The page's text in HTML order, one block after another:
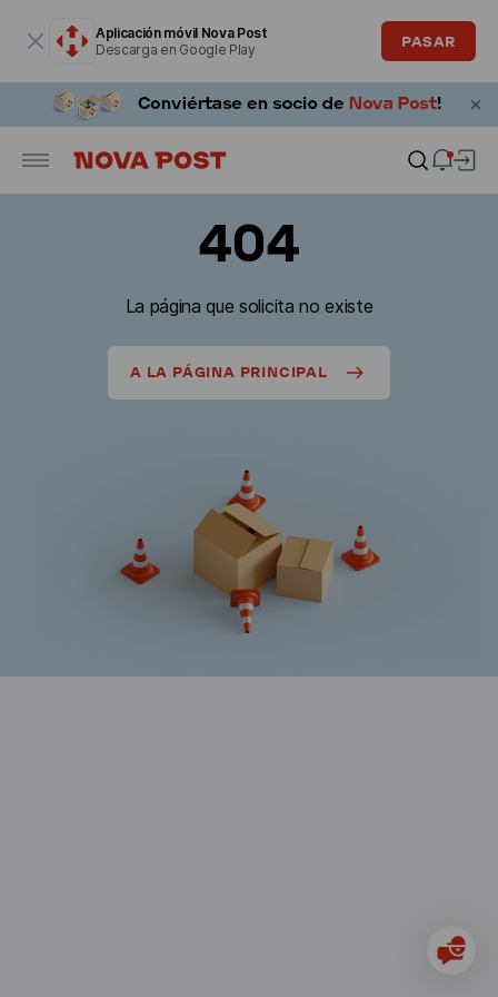
Aplicación móvil Nova Post
Descarga en Google Play
PASAR
404
La página que solicita no existe
A LA PÁGINA PRINCIPAL